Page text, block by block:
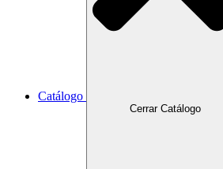
Catálogo
Cerrar Catálogo